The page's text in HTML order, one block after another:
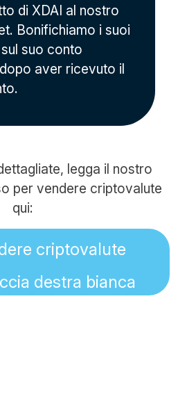
di XDAI al nostro
Bonifichiamo i suoi
suo conto
aver ricevuto il
legga il nostro
per vendere criptovalute
qui:
criptovalute